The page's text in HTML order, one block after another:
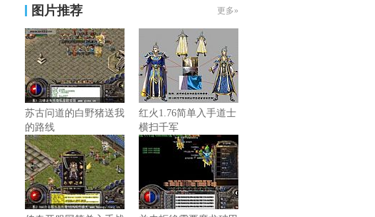
图片推荐 更多»
苏古问道的白野猪送我
的路线
红火1.76简单入手道士
横扫千军